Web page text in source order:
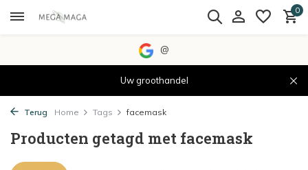
0
@
Uw groothandel
Terug Home Tags facemask
Producten getagd met facemask